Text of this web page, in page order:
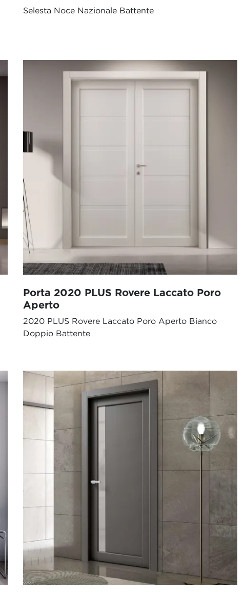
Selesta Noce Nazionale Battente
Porta 2020 PLUS Rovere Laccato Poro
Aperto
2020 PLUS Rovere Laccato Poro Aperto Bianco
Doppio Battente